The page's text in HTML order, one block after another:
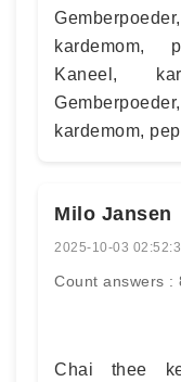
kardemom,
Kaneel,
kardemom,
Milo Jansen
2025-10-03
Count answers :
Chai thee